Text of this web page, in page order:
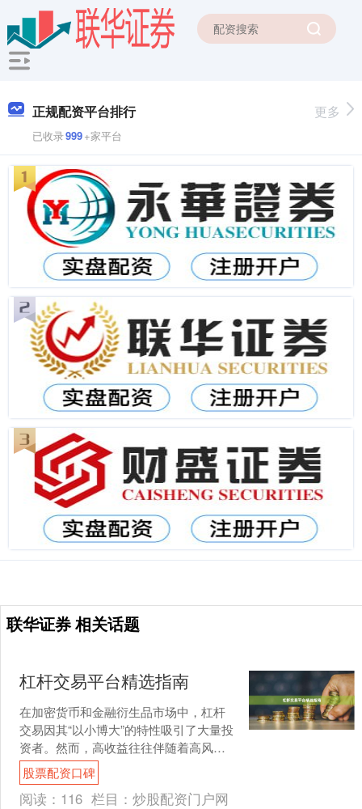
正规配资平台排行
已收录999+家平台
更多
联华证券 相关话题
杠杆交易平台精选指南
在加密货币和金融衍生品市场中，杠杆
交易因其“以小博大”的特性吸引了大量投
资者。然而，高收益往往伴随着高风
险，选择一个安全、合规且功能完善的
杠杆交易平台，是每一位....
股票配资口碑
阅读： 116 栏目： 炒股配资门户网